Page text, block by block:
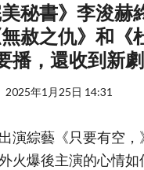
美秘書》李浚赫
赦之仇》和《
播，還收到新
2025年1月25日 14:31
演綜藝《只要有空
火爆後主演的心情